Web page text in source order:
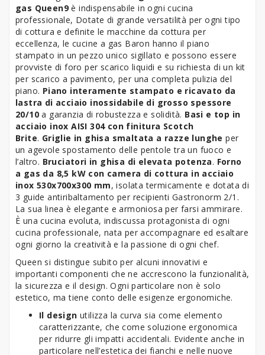
gas Queen9 è indispensabile in ogni cucina
professionale, Dotate di grande versatilità per ogni tipo
di cottura e definite le macchine da cottura per
eccellenza, le cucine a gas Baron hanno il piano
stampato in un pezzo unico sigillato e possono essere
provviste di foro per scarico liquidi e su richiesta di un kit
per scarico a pavimento, per una completa pulizia del
piano. Piano interamente stampato e ricavato da
lastra di acciaio inossidabile di grosso spessore
20/10 a garanzia di robustezza e solidità. Basi e top in
acciaio inox AISI 304 con finitura Scotch
Brite. Griglie in ghisa smaltata a razze lunghe per
un agevole spostamento delle pentole tra un fuoco e
l’altro. Bruciatori in ghisa di elevata potenza. Forno
a gas da 8,5 kW con camera di cottura in acciaio
inox 530x700x300 mm, isolata termicamente e dotata di
3 guide antiribaltamento per recipienti Gastronorm 2/1.
La sua linea è elegante e armoniosa per farsi ammirare.
È una cucina evoluta, indiscussa protagonista di ogni
cucina professionale, nata per accompagnare ed esaltare
ogni giorno la creatività e la passione di ogni chef.
Queen si distingue subito per alcuni innovativi e
importanti componenti che ne accrescono la funzionalità,
la sicurezza e il design. Ogni particolare non è solo
estetico, ma tiene conto delle esigenze ergonomiche.
Il design utilizza la curva sia come elemento
caratterizzante, che come soluzione ergonomica
per ridurre gli impatti accidentali. Evidente anche in
particolare nell’estetica dei fianchi e nelle nuove